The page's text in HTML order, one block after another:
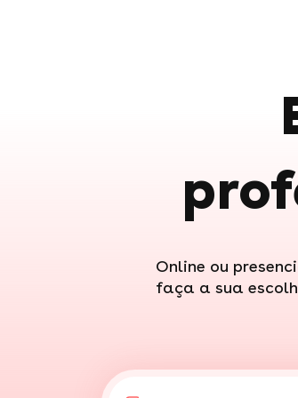
Online ou
faça a sua